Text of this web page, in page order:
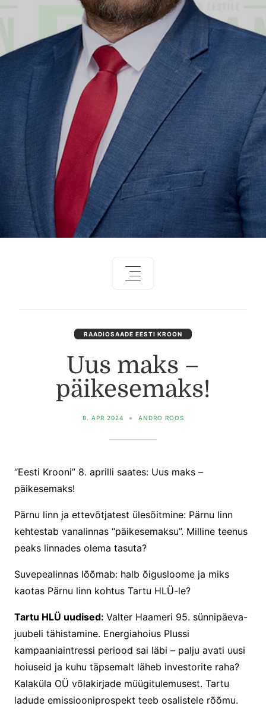
RAADIOSAADE EESTI KROON
Uus maks –
päikesemaks!
8. APR 2024 ANDRO ROOS
“Eesti Krooni” 8. aprilli saates: Uus maks –
päikesemaks!
Pärnu linn ja ettevõtjatest ülesõitmine: Pärnu linn
kehtestab vanalinnas “päikesemaksu”. Milline teenus
peaks linnades olema tasuta?
Suvepealinnas lõõmab: halb õigusloome ja miks
kaotas Pärnu linn kohtus Tartu HLÜ-le?
Tartu HLÜ uudised: Valter Haameri 95. sünnipäeva-
juubeli tähistamine. Energiahoius Plussi
kampaaniaintressi periood sai läbi – palju avati uusi
hoiuseid ja kuhu täpsemalt läheb investorite raha?
Kalaküla OÜ võlakirjade müügitulemusest. Tartu
ladude emissiooniprospekt teeb osalistele rõõmu.